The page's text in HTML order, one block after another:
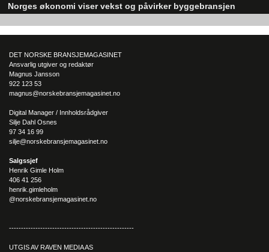
Norges økonomi viser vekst og påvirker byggebransjen
DET NORSKE BRANSJEMAGASINET
Ansvarlig utgiver og redaktør
Magnus Jansson
922 123 53
magnus@norskebransjemagasinet.no
Digital Manager / Innholdsrådgiver
Silje Dahl Osnes
97 34 16 99
silje@norskebransjemagasinet.no
Salgssjef
Henrik Gimle Holm
406 41 256
henrik.gimleholm
@norskebransjemagasinet.no
----------------------------------------------------
UTGIS AV RAVEN MEDIA AS